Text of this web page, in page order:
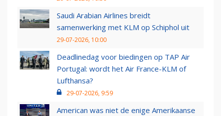
Saudi Arabian Airlines breidt
samenwerking met KLM op Schiphol uit
29-07-2026, 10:00
Deadlinedag voor biedingen op TAP Air
Portugal: wordt het Air France-KLM of
Lufthansa?
29-07-2026, 9:59
American was niet de enige Amerikaanse